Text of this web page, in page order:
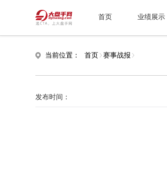
首页 业绩展示
当前位置： 首页 赛事战报
发布时间：